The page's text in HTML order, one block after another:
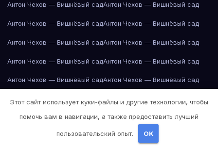
Антон Чехов — Вишнёвый садАнтон Чехов — Вишнёвый сад
Антон Чехов — Вишнёвый садАнтон Чехов — Вишнёвый сад
Антон Чехов — Вишнёвый садАнтон Чехов — Вишнёвый сад
Антон Чехов — Вишнёвый садАнтон Чехов — Вишнёвый сад
Антон Чехов — Вишнёвый садАнтон Чехов — Вишнёвый сад
Антон Чехов — Вишнёвый сад Антон Чехов — Вишнёвый сад
Антон Чехов — Вишнёвый садАнтон Чехов — Вишнёвый сад
Антон Чехов — Вишнёвый садАнтон Чехов — Вишнёвый сад
Этот сайт использует куки-файлы и другие технологии, чтобы
помочь вам в навигации, а также предоставить лучший
пользовательский опыт. OK